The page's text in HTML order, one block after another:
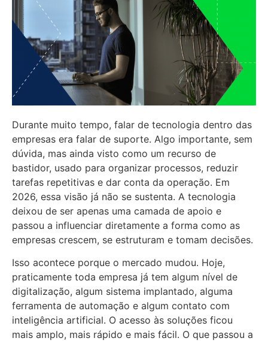
Durante muito tempo, falar de tecnologia dentro das
empresas era falar de suporte. Algo importante, sem
dúvida, mas ainda visto como um recurso de
bastidor, usado para organizar processos, reduzir
tarefas repetitivas e dar conta da operação. Em
2026, essa visão já não se sustenta. A tecnologia
deixou de ser apenas uma camada de apoio e
passou a influenciar diretamente a forma como as
empresas crescem, se estruturam e tomam decisões.
Isso acontece porque o mercado mudou. Hoje,
praticamente toda empresa já tem algum nível de
digitalização, algum sistema implantado, alguma
ferramenta de automação e algum contato com
inteligência artificial. O acesso às soluções ficou
mais amplo, mais rápido e mais fácil. O que passou a